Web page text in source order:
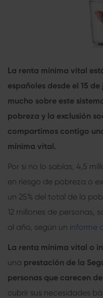
La renta mínima vital
españoles desde el 15
mucho sobre este
pobreza y la exclusión
compartimos contigo
mínima vital.
Por si no lo sabías, 4,5
en riesgo de pobreza o
un 25% del total de la
12 millones de personas,
al año, según un informe
La renta mínima vital o
una prestación de la
personas que carecen
cubrir sus necesidades